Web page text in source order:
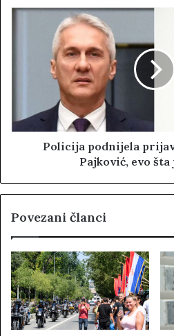
Policija podnijela
Pajković, evo
Povezani članci